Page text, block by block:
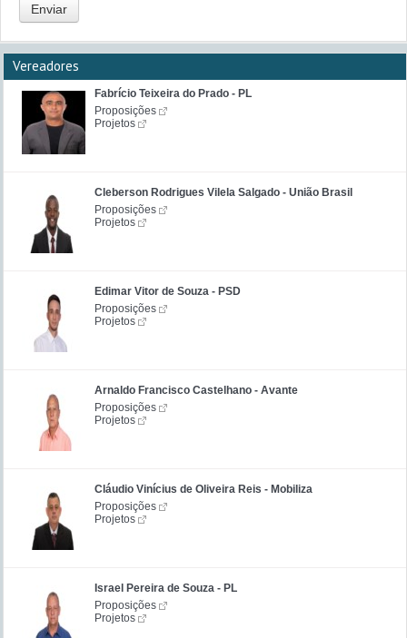
Enviar
Vereadores
Fabrício Teixeira do Prado - PL
Proposições
Projetos
Cleberson Rodrigues Vilela Salgado - União Brasil
Proposições
Projetos
Edimar Vitor de Souza - PSD
Proposições
Projetos
Arnaldo Francisco Castelhano - Avante
Proposições
Projetos
Cláudio Vinícius de Oliveira Reis - Mobiliza
Proposições
Projetos
Israel Pereira de Souza - PL
Proposições
Projetos